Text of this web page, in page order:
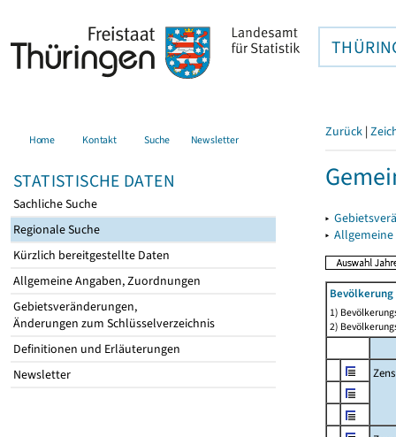
Home Kontakt Suche Newsletter
STATISTISCHE DATEN
Sachliche Suche
Regionale Suche
Kürzlich bereitgestellte Daten
Allgemeine Angaben, Zuordnungen
Gebietsveränderungen,
Änderungen zum Schlüsselverzeichnis
Definitionen und Erläuterungen
Newsletter
Zurück |
▸
▸
Bevölkerung
1)
2)